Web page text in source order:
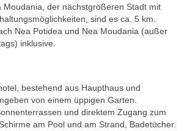
Moudania, der nächstgrößeren Stadt mit
sind es ca. 5 km.
Nea Potidea und Nea Moudania (außer
inklusive.
bestehend aus Haupthaus und
von einem üppigen Garten.
und direktem Zugang zum
am Pool und am Strand, Badetücher.